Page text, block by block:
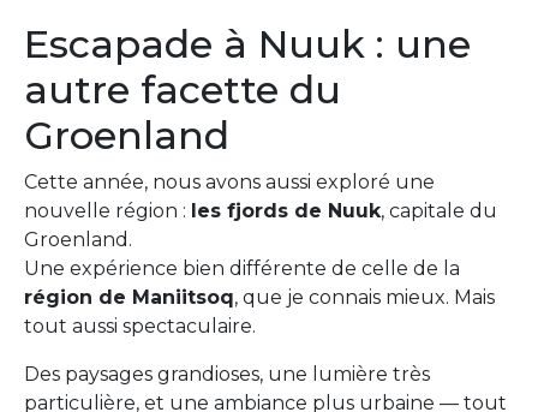
Escapade à Nuuk : une
autre facette du
Groenland
Cette année, nous avons aussi exploré une
nouvelle région : les fjords de Nuuk, capitale du
Groenland.
Une expérience bien différente de celle de la
région de Maniitsoq, que je connais mieux. Mais
tout aussi spectaculaire.
Des paysages grandioses, une lumière très
particulière, et une ambiance plus urbaine — tout